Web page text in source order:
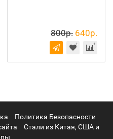
800р. 640р.
Политика Безопасности
Стали из Китая, США и